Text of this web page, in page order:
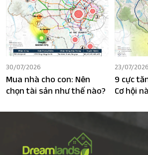
30/07/2026
Mua nhà cho con: Nên
chọn tài sản như thế nào?
23/07/2026
9 cực
Cơ hội